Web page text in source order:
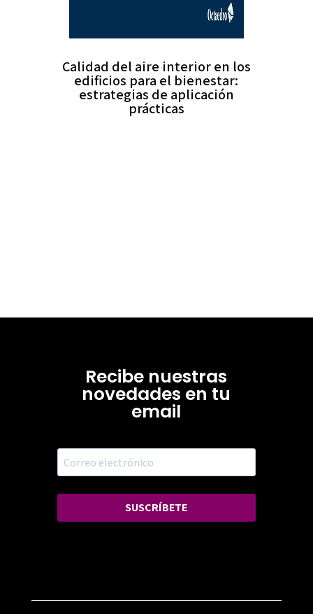
Calidad del aire interior en los
edificios para el bienestar:
estrategias de aplicación
prácticas
Recibe nuestras
novedades en tu
email
SUSCRÍBETE